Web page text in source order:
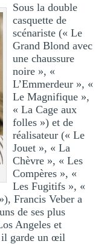
Sous la double
casquette de
scénariste (« Le
Grand Blond avec
une chaussure
noire », «
L’Emmerdeur », «
Le Magnifique »,
« La Cage aux
folles ») et de
réalisateur (« Le
Jouet », « La
Chèvre », « Les
Compères », «
Les Fugitifs », «
Francis Veber a
de ses plus
Angeles et
il garde un œil